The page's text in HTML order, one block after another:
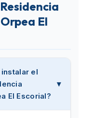
El
el
El Escorial?